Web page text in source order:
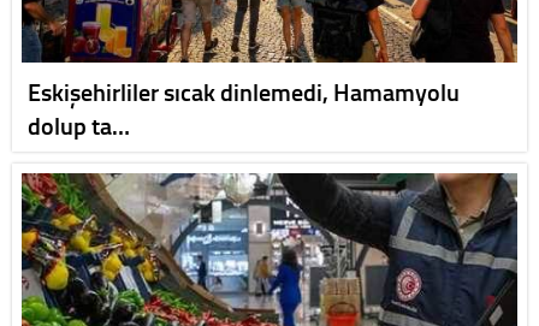
Eskişehirliler sıcak dinlemedi, Hamamyolu
dolup ta…